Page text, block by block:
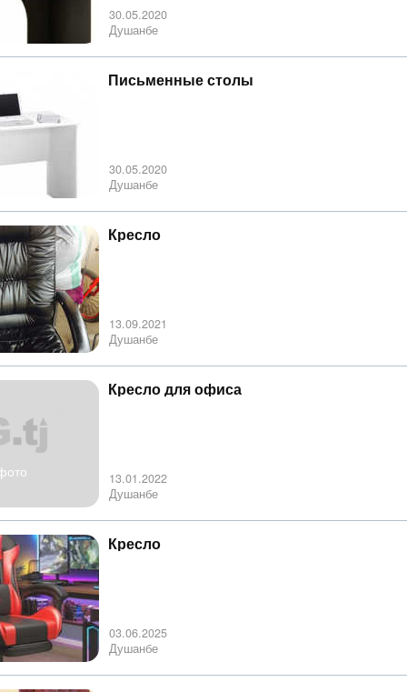
30.05.2020
Душанбе
Письменные столы
30.05.2020
Душанбе
Кресло
13.09.2021
Душанбе
Кресло для офиса
13.01.2022
Душанбе
Кресло
03.06.2025
Душанбе